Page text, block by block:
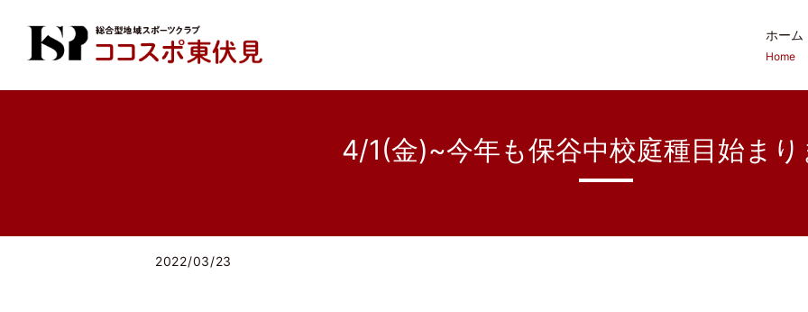
ホーム
Home
4/1(金)~今年も保谷中校庭種目始まり
2022/03/23